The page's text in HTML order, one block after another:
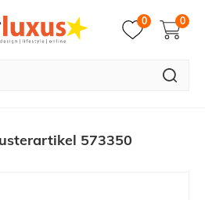
0 0
573350